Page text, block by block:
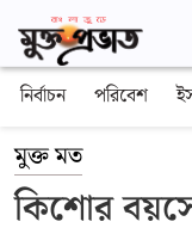
নির্বাচন পরিবেশ
মুক্ত মত
কিশোর বয়সে